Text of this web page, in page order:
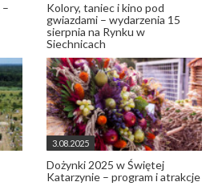
Kolory, taniec i kino pod
gwiazdami – wydarzenia 15
sierpnia na Rynku w
Siechnicach
3.08.2025
Dożynki 2025 w Świętej
Katarzynie – program i atrakcje